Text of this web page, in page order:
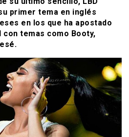
primer tema en inglés
en los que ha apostado
temas como Booty,